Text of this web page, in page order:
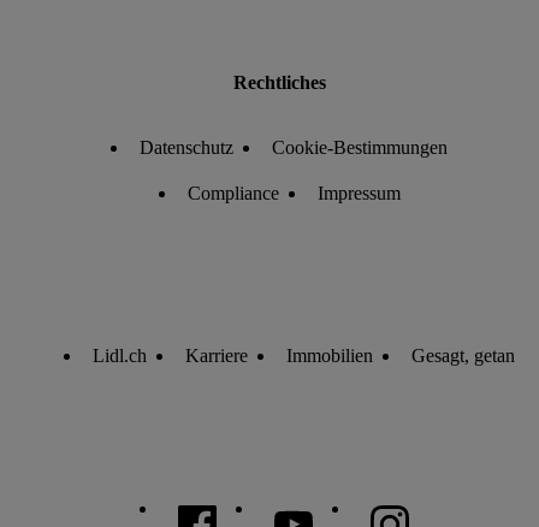
Rechtliches
Datenschutz Cookie-Bestimmungen
Compliance Impressum
Lidl.ch Karriere Immobilien Gesagt, getan